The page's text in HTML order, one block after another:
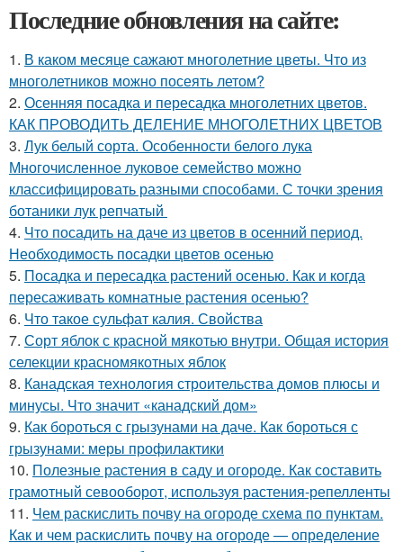
Последние обновления на сайте:
1. В каком месяце сажают многолетние цветы. Что из
многолетников можно посеять летом?
2. Осенняя посадка и пересадка многолетних цветов.
КАК ПРОВОДИТЬ ДЕЛЕНИЕ МНОГОЛЕТНИХ ЦВЕТОВ
3. Лук белый сорта. Особенности белого лука
Многочисленное луковое семейство можно
классифицировать разными способами. С точки зрения
ботаники лук репчатый
4. Что посадить на даче из цветов в осенний период.
Необходимость посадки цветов осенью
5. Посадка и пересадка растений осенью. Как и когда
пересаживать комнатные растения осенью?
6. Что такое сульфат калия. Свойства
7. Сорт яблок с красной мякотью внутри. Общая история
селекции красномякотных яблок
8. Канадская технология строительства домов плюсы и
минусы. Что значит «канадский дом»
9. Как бороться с грызунами на даче. Как бороться с
грызунами: меры профилактики
10. Полезные растения в саду и огороде. Как составить
грамотный севооборот, используя растения-репелленты
11. Чем раскислить почву на огороде схема по пунктам.
Как и чем раскислить почву на огороде — определение